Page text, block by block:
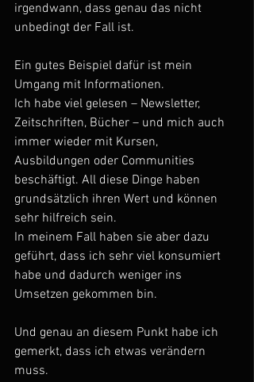
irgendwann, dass genau das nicht
unbedingt der Fall ist.
Ein gutes Beispiel dafür ist mein
Umgang mit Informationen.
Ich habe viel gelesen – Newsletter,
Zeitschriften, Bücher – und mich auch
immer wieder mit Kursen,
Ausbildungen oder Communities
beschäftigt. All diese Dinge haben
grundsätzlich ihren Wert und können
sehr hilfreich sein.
In meinem Fall haben sie aber dazu
geführt, dass ich sehr viel konsumiert
habe und dadurch weniger ins
Umsetzen gekommen bin.
Und genau an diesem Punkt habe ich
gemerkt, dass ich etwas verändern
muss.